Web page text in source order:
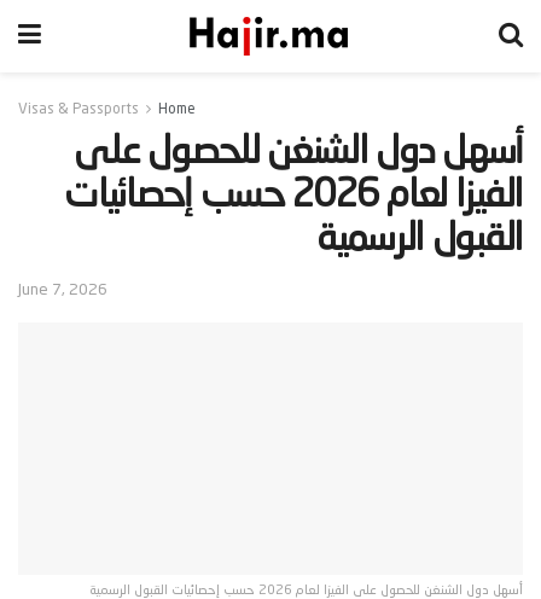
Home
Visas & Passports
‫أسهل دول الشنغن للحصول على
الفيزا لعام 2026 حسب إحصائيات
القبول الرسمية‬
June 7, 2026
أسهل دول الشنغن للحصول على الفيزا لعام 2026 حسب إحصائيات القبول الرسمية